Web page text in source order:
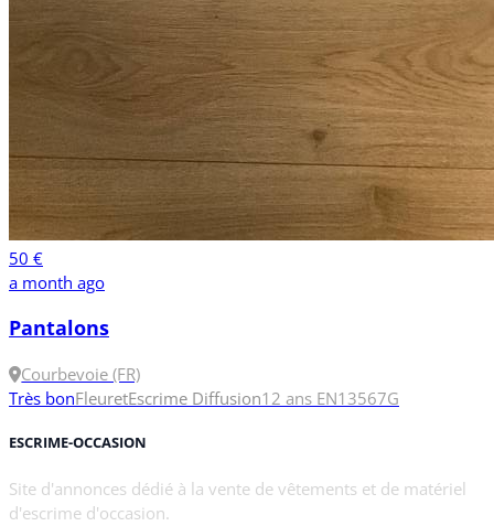
50 €
a month ago
Pantalons
Courbevoie (FR)
Très bonFleuretEscrime Diffusion12 ans EN13567G
ESCRIME-OCCASION
Site d'annonces dédié à la vente de vêtements et de matériel
d'escrime d'occasion.